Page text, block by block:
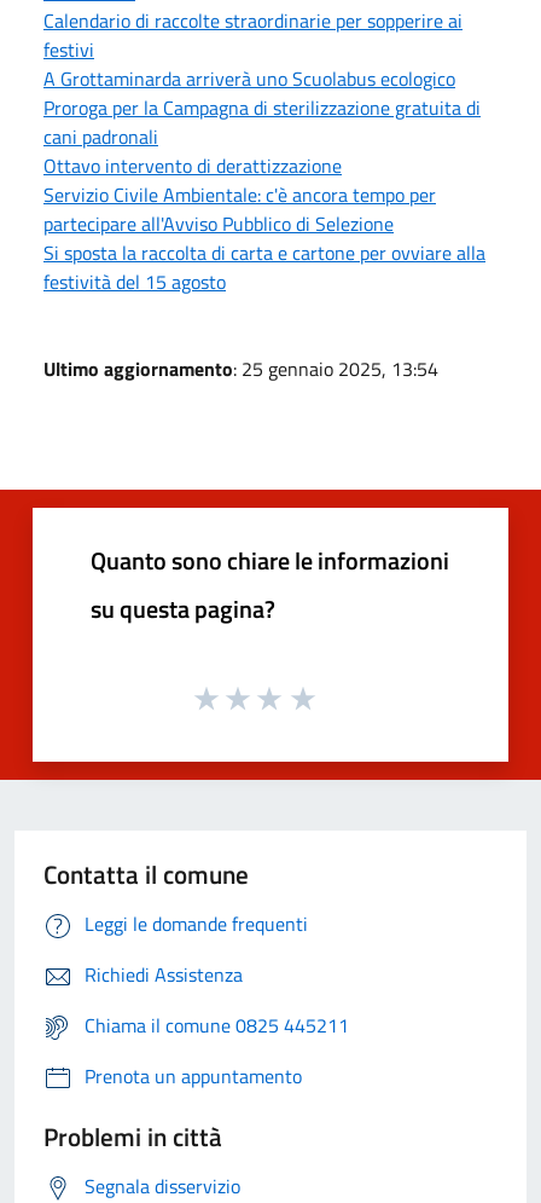
Calendario di raccolte straordinarie per sopperire ai
festivi
A Grottaminarda arriverà uno Scuolabus ecologico
Proroga per la Campagna di sterilizzazione gratuita di
cani padronali
Ottavo intervento di derattizzazione
Servizio Civile Ambientale: c'è ancora tempo per
partecipare all'Avviso Pubblico di Selezione
Si sposta la raccolta di carta e cartone per ovviare alla
festività del 15 agosto
Ultimo aggiornamento: 25 gennaio 2025, 13:54
Quanto sono chiare le informazioni
su questa pagina?
Contatta il comune
Leggi le domande frequenti
Richiedi Assistenza
Chiama il comune 0825 445211
Prenota un appuntamento
Problemi in città
Segnala disservizio